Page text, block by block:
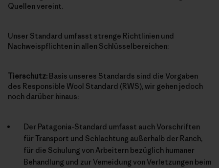
Quellen vereint.
Unser Standard umfasst strenge Richtlinien und
Nachweispflichten in allen Schlüsselbereichen:
Tierschutz: Basis unseres Standards sind die Vorgaben
des Responsible Wool Standard (RWS), wir gehen jedoch
noch darüber hinaus:
Der Patagonia-Standard umfasst auch Vorschriften
für Transport und Schlachtung außerhalb der Ranch,
für die Schulung von Arbeitern bezüglich humaner
Behandlung und zur Vemeidung von Verletzungen beim